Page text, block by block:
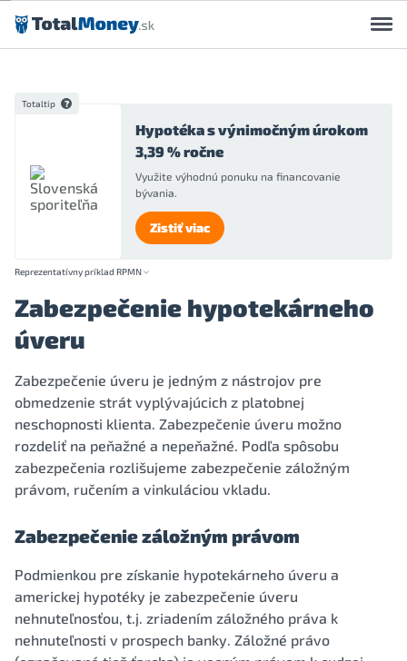
Preskočiť na obsah
Totaltip
Hypotéka s výnimočným úrokom
3,39 % ročne
Využite výhodnú ponuku na financovanie
bývania.
Zistiť viac
Reprezentatívny príklad RPMN
Zabezpečenie hypotekárneho
úveru
Zabezpečenie úveru je jedným z nástrojov pre
obmedzenie strát vyplývajúcich z platobnej
neschopnosti klienta. Zabezpečenie úveru možno
rozdeliť na peňažné a nepeňažné. Podľa spôsobu
zabezpečenia rozlišujeme zabezpečenie záložným
právom, ručením a vinkuláciou vkladu.
Zabezpečenie záložným právom
Podmienkou pre získanie hypotekárneho úveru a
americkej hypotéky je zabezpečenie úveru
nehnuteľnosťou, t.j. zriadením záložného práva k
nehnuteľnosti v prospech banky. Záložné právo